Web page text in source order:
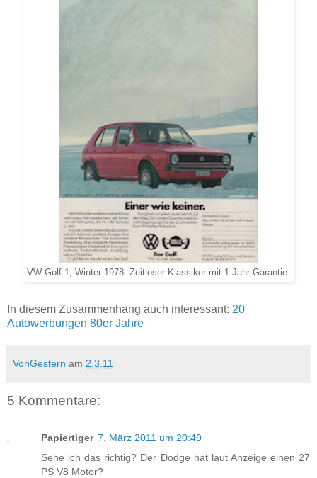
VW Golf 1, Winter 1978: Zeitloser Klassiker mit 1-Jahr-Garantie.
In diesem Zusammenhang auch interessant: 20
Autowerbungen 80er Jahre
VonGestern am 2.3.11
5 Kommentare:
Papiertiger 7. März 2011 um 20:49
Sehe ich das richtig? Der Dodge hat laut Anzeige einen 27
PS V8 Motor?